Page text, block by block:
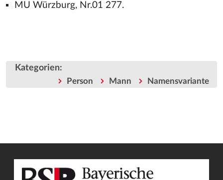
MU Würzburg, Nr.01 277.
Kategorien:
Person Mann Namensvariante